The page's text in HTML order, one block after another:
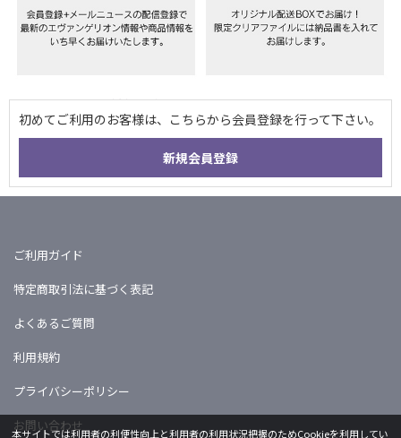
ご利用ガイド
特定商取引法に基づく表記
よくあるご質問
利用規約
プライバシーポリシー
お問い合わせ
本サイトでは利用者の利便性向上と利用者の利用状況把握のためCookieを利用してい